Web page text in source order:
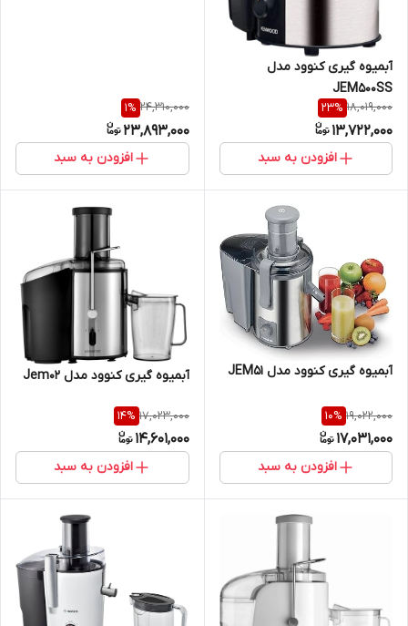
آبمیوه گیری کنوود مدل
JEM500SS
18,019,000
23%
13,722,000
افزودن به سبد
24,310,000
1%
23,893,000
افزودن به سبد
آبمیوه گیری کنوود مدل JEM51
19,022,000
10%
17,031,000
افزودن به سبد
آبمیوه گیری کنوود مدل Jem02
17,023,000
14%
14,601,000
افزودن به سبد